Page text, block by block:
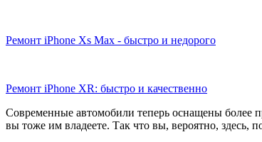
Ремонт iPhone Xs Max - быстро и недорого
Ремонт iPhone XR: быстро и качественно
Современные автомобили теперь оснащены более
вы тоже им владеете. Так что вы, вероятно,